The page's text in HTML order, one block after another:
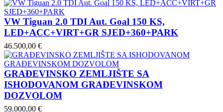
VW Tiguan 2.0 TDI Aut. Goal 150 KS,
LED+ACC+VIRT+GR SJED+360+PARK
46.500,00 €
GRAĐEVINSKO ZEMLJIŠTE SA
ISHODOVANOM GRAĐEVINSKOM
DOZVOLOM
59.000,00 €